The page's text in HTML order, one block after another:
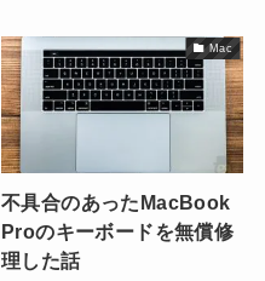
Mac
不具合のあったMacBook
Proのキーボードを無償修
理した話